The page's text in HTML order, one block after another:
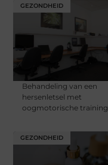
GEZONDHEID
Behandeling van een
hersenletsel met
oogmotorische training
GEZONDHEID